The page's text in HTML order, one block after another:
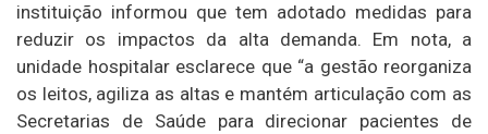
instituição informou que tem adotado medidas para
reduzir os impactos da alta demanda. Em nota, a
unidade hospitalar esclarece que “a gestão reorganiza
os leitos, agiliza as altas e mantém articulação com as
Secretarias de Saúde para direcionar pacientes de